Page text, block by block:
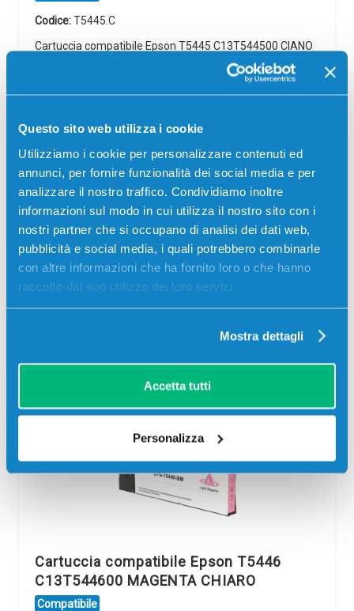
Questo sito web utilizza i cookie
Utilizziamo i cookie per personalizzare contenuti ed
annunci, per fornire funzionalità dei social media e per
analizzare il nostro traffico. Condividiamo inoltre
informazioni sul modo in cui utilizza il nostro sito con i
nostri partner che si occupano di analisi dei dati web,
pubblicità e social media, i quali potrebbero combinarle
con altre informazioni che ha fornito loro o che hanno
raccolto dal suo utilizzo dei loro servizi.
Mostra dettagli
Accetta tutti
Personalizza
Codice:T5445.C
Cartuccia compatibile Epson T5445 C13T544500 CIANO
CHIARO 220 ml per Stampanti: Epson COLOR PROOFER
7600, Epson STYLUS PRO 4000-C4, Epson STYLUS PRO
20,00€
CONSEGNA IN 3-5 GIORNI
SCADE TRA:
01 03 32 53
visualizzare l'offerta
Cartuccia compatibile Epson T5446
C13T544600 MAGENTA CHIARO
Compatibile